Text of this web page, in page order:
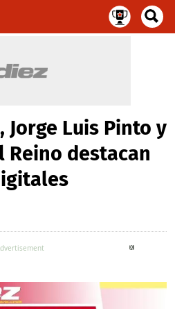
Jorge Luis Pinto y
destacan
X